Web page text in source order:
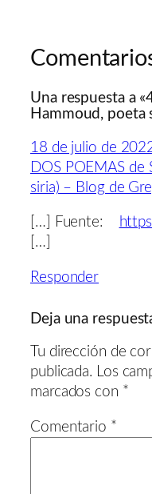
Una respuesta a
Hammoud, poeta
18 de julio de
DOS POEMAS
siria) – Blog de
[…] Fuente:
[…]
Responder
Deja una
Tu dirección de
publicada. Los
marcados con *
Comentario *